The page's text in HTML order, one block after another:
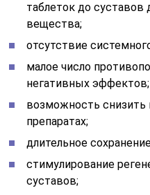
таблеток до суставов
вещества;
отсутствие
малое число
негативных эффектов;
возможность снизить
препаратах;
длительное
стимулирование
суставов;